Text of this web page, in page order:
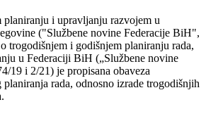
planiranju i upravljanju razvojem u
("Službene novine Federacije BiH",
trogodišnjem i godišnjem planiranju rada,
u Federaciji BiH („Službene novine
19 i 2/21) je propisana obaveza
rada, odnosno izrade trogodišnjih